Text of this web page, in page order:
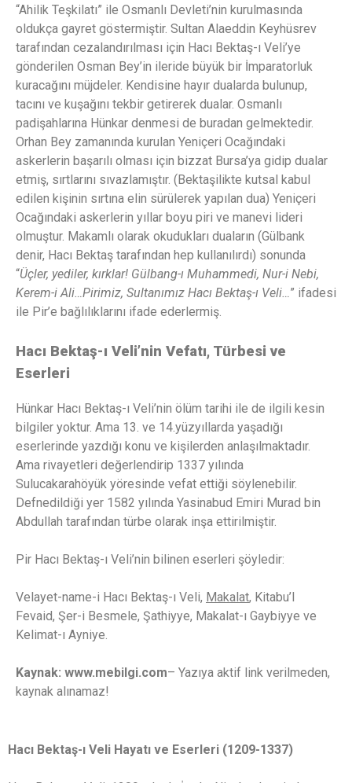
“Ahilik Teşkilatı” ile Osmanlı Devleti’nin kurulmasında
oldukça gayret göstermiştir. Sultan Alaeddin Keyhüsrev
tarafından cezalandırılması için Hacı Bektaş-ı Veli’ye
gönderilen Osman Bey’in ileride büyük bir İmparatorluk
kuracağını müjdeler. Kendisine hayır dualarda bulunup,
tacını ve kuşağını tekbir getirerek dualar. Osmanlı
padişahlarına Hünkar denmesi de buradan gelmektedir.
Orhan Bey zamanında kurulan Yeniçeri Ocağındaki
askerlerin başarılı olması için bizzat Bursa’ya gidip dualar
etmiş, sırtlarını sıvazlamıştır. (Bektaşilikte kutsal kabul
edilen kişinin sırtına elin sürülerek yapılan dua) Yeniçeri
Ocağındaki askerlerin yıllar boyu piri ve manevi lideri
olmuştur. Makamlı olarak okudukları duaların (Gülbank
denir, Hacı Bektaş tarafından hep kullanılırdı) sonunda
“Üçler, yediler, kırklar! Gülbang-ı Muhammedi, Nur-i Nebi,
Kerem-i Ali…Pirimiz, Sultanımız Hacı Bektaş-ı Veli…” ifadesi
ile Pir’e bağlılıklarını ifade ederlermiş.
Hacı Bektaş-ı Veli’nin Vefatı, Türbesi ve
Eserleri
Hünkar Hacı Bektaş-ı Veli’nin ölüm tarihi ile de ilgili kesin
bilgiler yoktur. Ama 13. ve 14.yüzyıllarda yaşadığı
eserlerinde yazdığı konu ve kişilerden anlaşılmaktadır.
Ama rivayetleri değerlendirip 1337 yılında
Sulucakarahöyük yöresinde vefat ettiği söylenebilir.
Defnedildiği yer 1582 yılında Yasinabud Emiri Murad bin
Abdullah tarafından türbe olarak inşa ettirilmiştir.
Pir Hacı Bektaş-ı Veli’nin bilinen eserleri şöyledir:
Velayet-name-i Hacı Bektaş-ı Veli, Makalat, Kitabu’l
Fevaid, Şer-i Besmele, Şathiyye, Makalat-ı Gaybiyye ve
Kelimat-ı Ayniye.
Kaynak: www.mebilgi.com– Yazıya aktif link verilmeden,
kaynak alınamaz!
Hacı Bektaş-ı Veli Hayatı ve Eserleri (1209-1337)